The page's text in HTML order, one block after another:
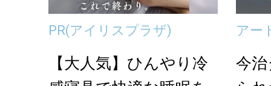
PR(アイリスプラザ)
【大人気】ひんやり冷
アー
今